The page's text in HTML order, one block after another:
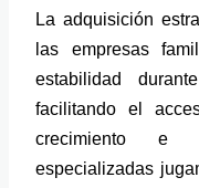
La adquisición
las empresas
estabilidad
facilitando el
crecimiento e
especializadas